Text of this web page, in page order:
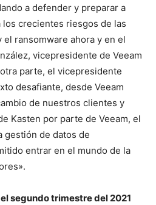
a defender y preparar a
crecientes riesgos de las
ransomware ahora y en el
vicepresidente de Veeam
parte, el vicepresidente
desafiante, desde Veeam
de nuestros clientes y
Kasten por parte de Veeam, el
gestión de datos de
entrar en el mundo de la
segundo trimestre del 2021